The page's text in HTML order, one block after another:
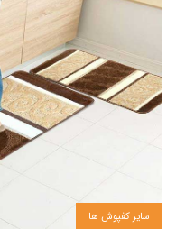
سایر کفپوش ها